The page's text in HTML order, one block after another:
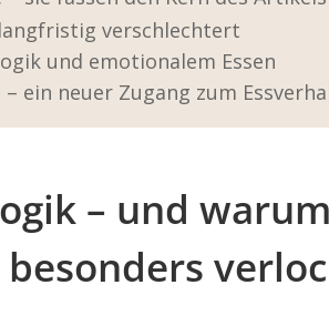
verschlechtert
und emotionalem Essen
ein neuer Zugang zum
– und